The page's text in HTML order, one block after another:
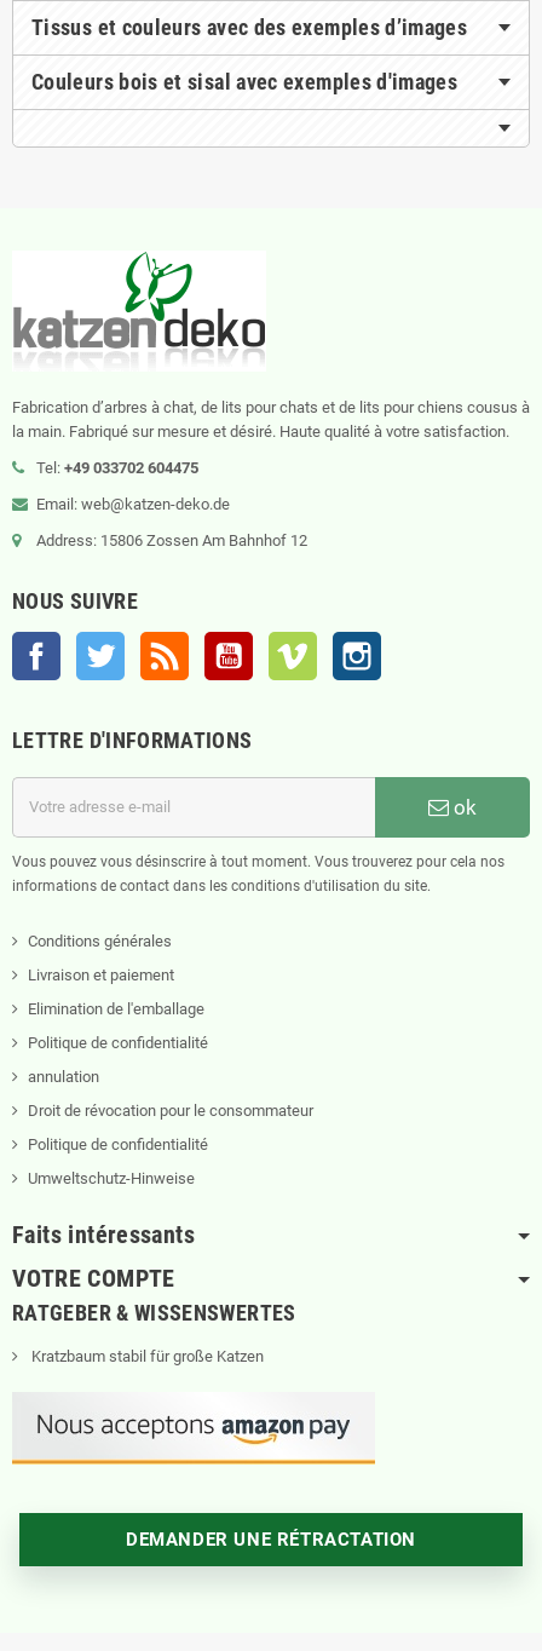
Tissus et couleurs avec des exemples d’images
Couleurs bois et sisal avec exemples d'images
Fabrication d’arbres à chat, de lits pour chats et de lits pour chiens cousus à
la main. Fabriqué sur mesure et désiré. Haute qualité à votre satisfaction.
Tel: +49 033702 604475
Email: web@katzen-deko.de
Address: 15806 Zossen Am Bahnhof 12
NOUS SUIVRE
Facebook Twitter YouTube Vimeo
LETTRE D'INFORMATIONS
ok
Vous pouvez vous désinscrire à tout moment. Vous trouverez pour cela nos
informations de contact dans les conditions d'utilisation du site.
Conditions générales
Livraison et paiement
Elimination de l'emballage
Politique de confidentialité
annulation
Droit de révocation pour le consommateur
Politique de confidentialité
Umweltschutz-Hinweise
Faits intéressants
VOTRE COMPTE
RATGEBER & WISSENSWERTES
Kratzbaum stabil für große Katzen
DEMANDER UNE RÉTRACTATION